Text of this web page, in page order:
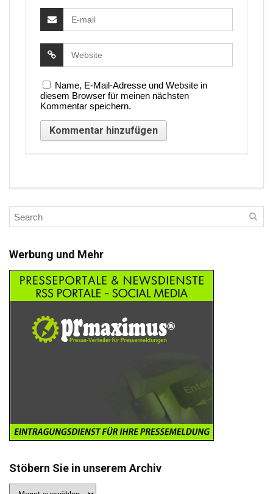
Name, E-Mail-Adresse und Website in
diesem Browser für meinen nächsten
Kommentar speichern.
Werbung und Mehr
Stöbern Sie in unserem Archiv